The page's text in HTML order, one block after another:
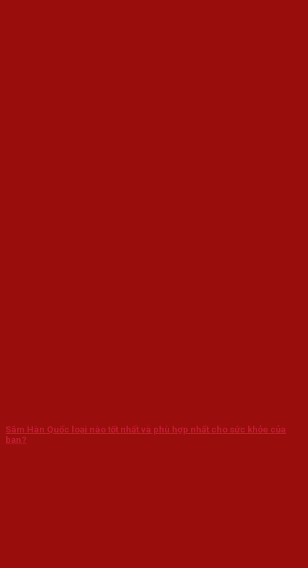
Sâm Hàn Quốc loại nào tốt nhất và phù hợp nhất cho sức khỏe của
bạn?